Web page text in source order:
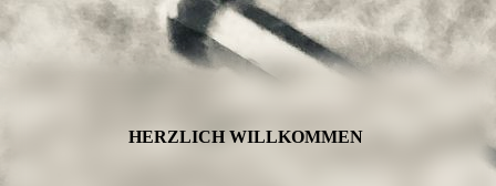
HERZLICH WILLKOMMEN